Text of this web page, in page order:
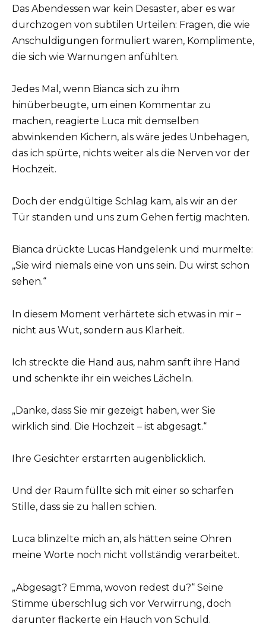
Das Abendessen war kein Desaster, aber es war
durchzogen von subtilen Urteilen: Fragen, die wie
Anschuldigungen formuliert waren, Komplimente,
die sich wie Warnungen anfühlten.
Jedes Mal, wenn Bianca sich zu ihm
hinüberbeugte, um einen Kommentar zu
machen, reagierte Luca mit demselben
abwinkenden Kichern, als wäre jedes Unbehagen,
das ich spürte, nichts weiter als die Nerven vor der
Hochzeit.
Doch der endgültige Schlag kam, als wir an der
Tür standen und uns zum Gehen fertig machten.
Bianca drückte Lucas Handgelenk und murmelte:
„Sie wird niemals eine von uns sein. Du wirst schon
sehen.“
In diesem Moment verhärtete sich etwas in mir –
nicht aus Wut, sondern aus Klarheit.
Ich streckte die Hand aus, nahm sanft ihre Hand
und schenkte ihr ein weiches Lächeln.
„Danke, dass Sie mir gezeigt haben, wer Sie
wirklich sind. Die Hochzeit – ist abgesagt.“
Ihre Gesichter erstarrten augenblicklich.
Und der Raum füllte sich mit einer so scharfen
Stille, dass sie zu hallen schien.
Luca blinzelte mich an, als hätten seine Ohren
meine Worte noch nicht vollständig verarbeitet.
„Abgesagt? Emma, wovon redest du?“ Seine
Stimme überschlug sich vor Verwirrung, doch
darunter flackerte ein Hauch von Schuld.